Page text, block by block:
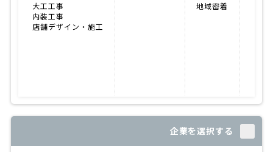
大工工事
内装工事
店舗デザイン・施工
地域密着
企業を選択する